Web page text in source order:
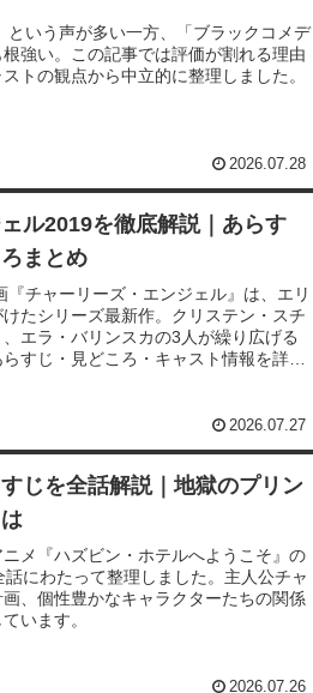
という声が多い一方、「ブラックコメデ
強い。この記事では評価が割れる理由
トの観点から中立的に整理しました。
2026.07.28
ル2019を徹底解説｜あらす
まとめ
チャーリーズ・エンジェル』は、エリ
たシリーズ最新作。クリステン・スチ
エラ・バリンスカの3人が繰り広げる
すじ・見どころ・キャスト情報を詳し
2026.07.27
じを全話解説｜地獄のプリン
メ『ハズビン・ホテルへようこそ』の
にわたって整理しました。主人公チャ
、個性豊かなキャラクターたちの関係
います。
2026.07.26